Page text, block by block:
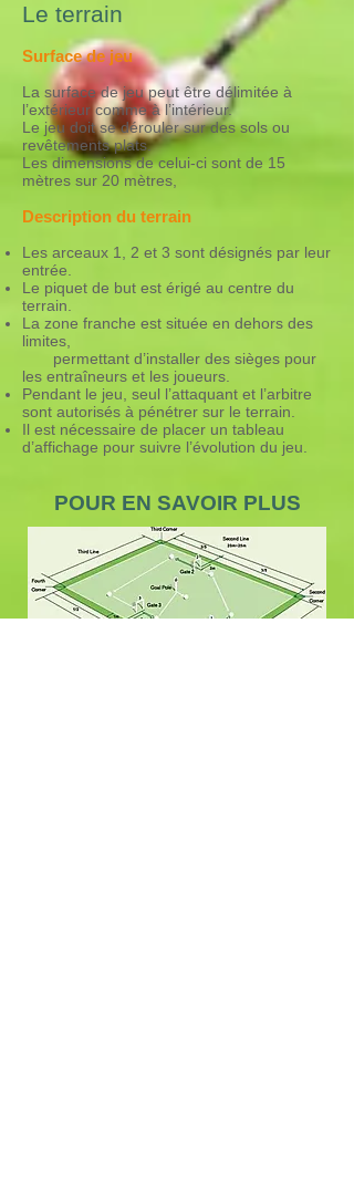
Le terrain
Surface de jeu
La surface de jeu peut être délimitée à
l’extérieur comme à l’intérieur.
Le jeu doit se dérouler sur des sols ou
revêtements plats.
Les dimensions de celui-ci sont de 15
mètres sur 20 mètres,
Description du terrain
Les arceaux 1, 2 et 3 sont désignés par leur
entrée.
Le piquet de but est érigé au centre du
terrain.
La zone franche est située en dehors des
limites,
permettant d’installer des sièges pour
les entraîneurs et les joueurs.
Pendant le jeu, seul l’attaquant et l’arbitre
sont autorisés à pénétrer sur le terrain.
Il est nécessaire de placer un tableau
d’affichage pour suivre l’évolution du jeu.
POUR EN SAVOIR PLUS